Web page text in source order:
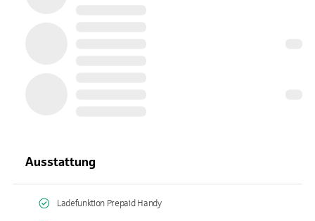
Ausstattung
Ladefunktion Prepaid Handy